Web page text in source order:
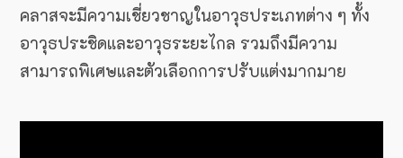
คลาสจะมีความเชี่ยวชาญในอาวุธประเภทต่าง ๆ ทั้ง
อาวุธประชิดและอาวุธระยะไกล รวมถึงมีความ
สามารถพิเศษและตัวเลือกการปรับแต่งมากมาย